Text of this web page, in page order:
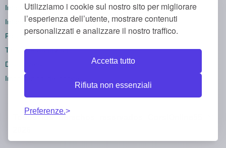
Utilizziamo i cookie sul nostro sito per migliorare
l’esperienza dell’utente, mostrare contenuti
personalizzati e analizzare il nostro traffico.
Accetta tutto
Rifiuta non essenziali
Preferenze.
Informativa sulla Privacy
Informativa sui Cookie
Politica di Rimborso
Termini e Condizioni
Disiscriversi
Impostazioni dei cookie
Todos los derechos reservados CorsiOnline55 ©